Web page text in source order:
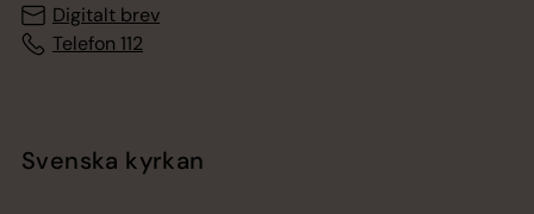
Digitalt brev
Telefon 112
Svenska kyrkan